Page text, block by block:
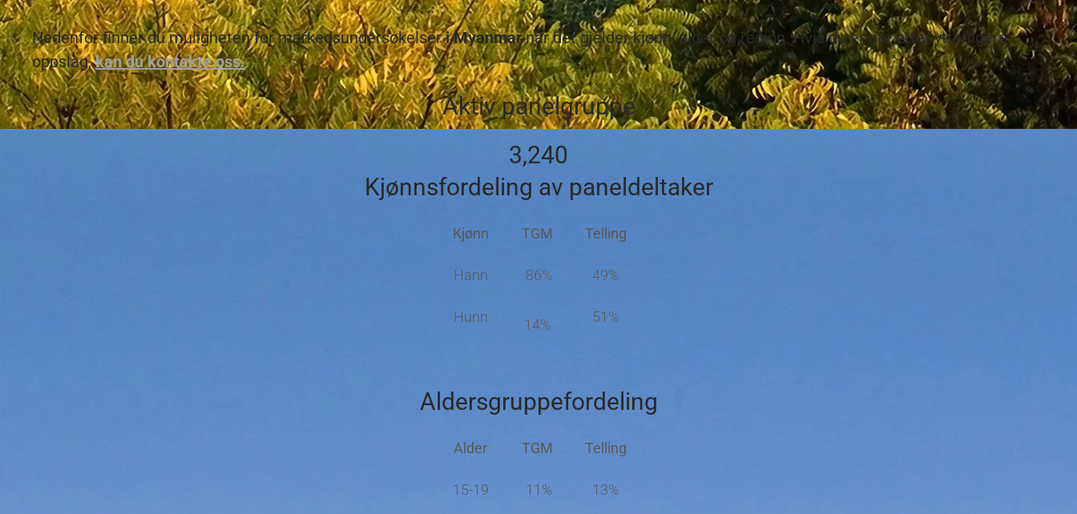
Nedenfor finner du muligheten for markedsundersøkelseri Myanmarnår det gjelder kjønn, alder og region. Hvis du er ute etter ytterligere
oppslag,kan du kontakte oss.
Aktiv panelgruppe
3,240
Kjønnsfordeling av paneldeltaker
Kjønn TGM Telling
Hann 86% 49%
Hunn 14% 51%
Aldersgruppefordeling
Alder TGM Telling
15-19 11% 13%